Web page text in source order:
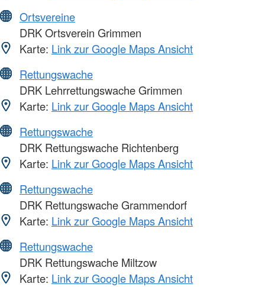
Ortsvereine
DRK Ortsverein Grimmen
Karte: Link zur Google Maps Ansicht
Rettungswache
DRK Lehrrettungswache Grimmen
Karte: Link zur Google Maps Ansicht
Rettungswache
DRK Rettungswache Richtenberg
Karte: Link zur Google Maps Ansicht
Rettungswache
DRK Rettungswache Grammendorf
Karte: Link zur Google Maps Ansicht
Rettungswache
DRK Rettungswache Miltzow
Karte: Link zur Google Maps Ansicht